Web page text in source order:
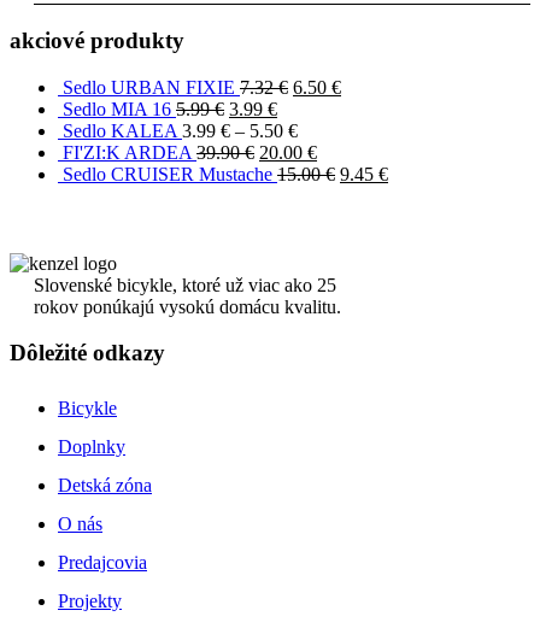
akciové produkty
Sedlo URBAN FIXIE 7.32€ 6.50 €
Sedlo MIA 16 5.99€ 3.99 €
Sedlo KALEA 3.99 € – 5.50 €
FI'ZI:K ARDEA 39.90€ 20.00 €
Sedlo CRUISER Mustache 15.00€ 9.45 €
Slovenské bicykle, ktoré už viac ako 25
rokov ponúkajú vysokú domácu kvalitu.
Dôležité odkazy
Bicykle
Doplnky
Detská zóna
O nás
Predajcovia
Projekty